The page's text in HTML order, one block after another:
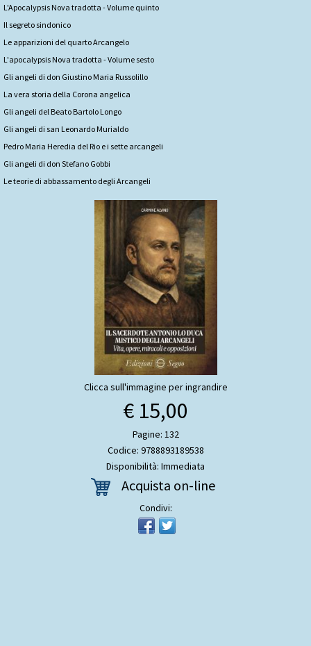
L'Apocalypsis Nova tradotta - Volume quinto
Il segreto sindonico
Le apparizioni del quarto Arcangelo
L'apocalypsis Nova tradotta - Volume sesto
Gli angeli di don Giustino Maria Russolillo
La vera storia della Corona angelica
Gli angeli del Beato Bartolo Longo
Gli angeli di san Leonardo Murialdo
Pedro Maria Heredia del Rio e i sette arcangeli
Gli angeli di don Stefano Gobbi
Le teorie di abbassamento degli Arcangeli
Clicca sull'immagine per ingrandire
€ 15,00
Pagine: 132
Codice: 9788893189538
Disponibilità: Immediata
Acquista on-line
Condivi: